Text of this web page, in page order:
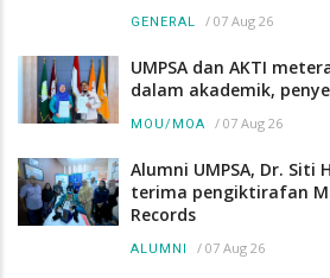
GENERAL / 07 Aug 26
UMPSA dan AKTI
dalam akademik,
MOU/MOA / 07 Aug 26
Alumni UMPSA, Dr. Siti
terima pengiktirafan
Records
ALUMNI / 07 Aug 26